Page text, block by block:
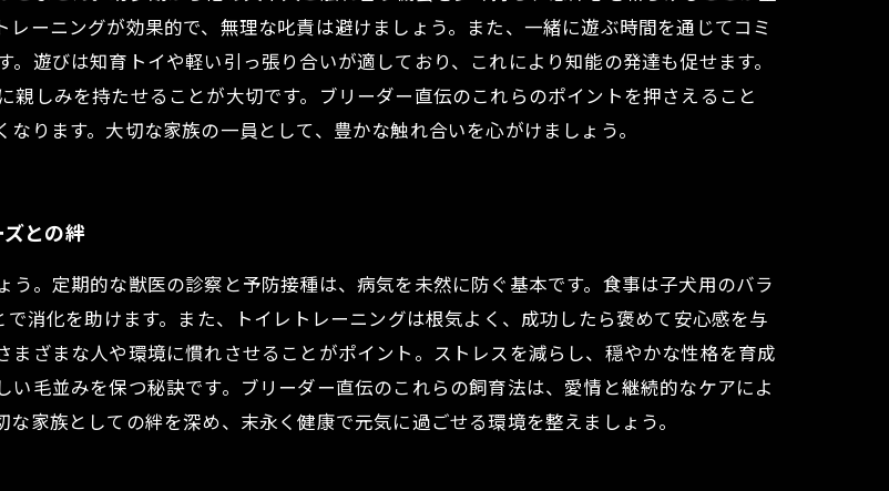
ーニングが効果的で、無理な叱責は避けましょう。また、一緒に遊ぶ時間を通じてコミ
遊びは知育トイや軽い引っ張り合いが適しており、これにより知能の発達も促せます。
しみを持たせることが大切です。ブリーダー直伝のこれらのポイントを押さえること
ります。大切な家族の一員として、豊かな触れ合いを心がけましょう。
との絆
。定期的な獣医の診察と予防接種は、病気を未然に防ぐ基本です。食事は子犬用のバラ
消化を助けます。また、トイレトレーニングは根気よく、成功したら褒めて安心感を与
ざまな人や環境に慣れさせることがポイント。ストレスを減らし、穏やかな性格を育成
毛並みを保つ秘訣です。ブリーダー直伝のこれらの飼育法は、愛情と継続的なケアによ
家族としての絆を深め、末永く健康で元気に過ごせる環境を整えましょう。